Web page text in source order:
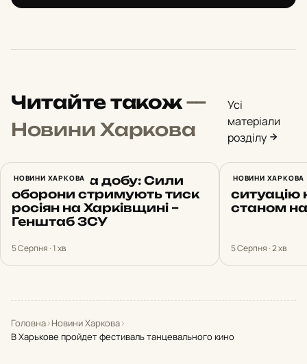
Читайте також—
Новини Харкова
Усі
матеріали
розділу
НОВИНИ ХАРКОВА
23 атаки за добу: Сили
оборони стримують тиск
росіян на Харківщині –
Генштаб ЗСУ
5 Серпня · 1 хв
НОВИНИ ХАРКОВА
ситуацію
станом
5 Серпня · 2 хв
Головна›Новини Харкова›
В Харькове пройдет фестиваль танцевального кино